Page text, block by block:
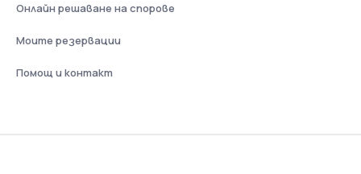
Онлайн решаване на спорове
Моите резервации
Помощ и контакт